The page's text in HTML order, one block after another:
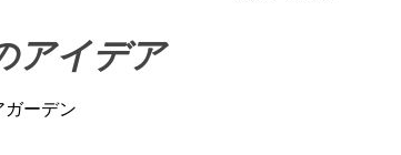
アイデア
ガーデン